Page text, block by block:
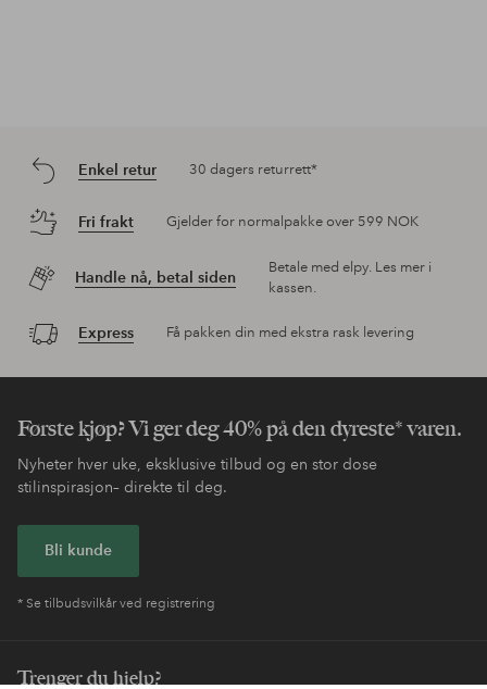
Enkel retur 30 dagers returrett*
Fri frakt Gjelder for normalpakke over 599 NOK
Handle nå, betal siden
Betale med elpy. Les mer i
kassen.
Express Få pakken din med ekstra rask levering
Første kjøp? Vi ger deg 40% på den dyreste* varen.
Nyheter hver uke, eksklusive tilbud og en stor dose
stilinspirasjon– direkte til deg.
Bli kunde
* Se tilbudsvilkår ved registrering
Trenger du hjelp?